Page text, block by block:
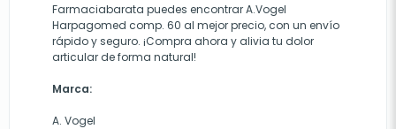
Farmaciabarata puedes encontrar A.Vogel
Harpagomed comp. 60 al mejor precio, con un envío
rápido y seguro. ¡Compra ahora y alivia tu dolor
articular de forma natural!
Marca:
A. Vogel